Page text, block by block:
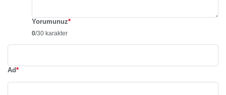
Yorumunuz*
0/30 karakter
Ad*